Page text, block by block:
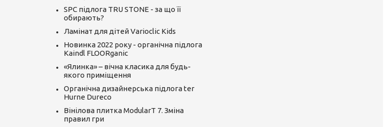
SPC підлога TRU STONE - за що її
обирають?
Ламінат для дітей Varioclic Kids
Новинка 2022 року - органічна підлога
Kaindl FLOORganic
«Ялинка» – вічна класика для будь-
якого приміщення
Органічна дизайнерська підлога ter
Hurne Dureco
Вінілова плитка ModularT 7. Зміна
правил гри